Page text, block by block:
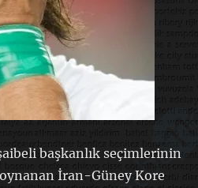
başkanlık seçimlerinin
İran-Güney Kore